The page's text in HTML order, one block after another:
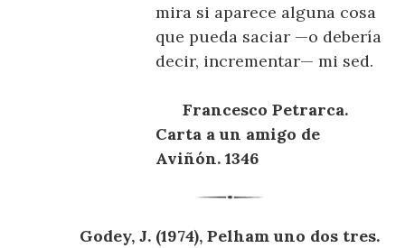
mira si aparece alguna cosa
que pueda saciar —o debería
decir, incrementar— mi sed.
Francesco Petrarca.
Carta a un amigo de
Aviñón. 1346
Godey, J. (1974), Pelham uno dos tres.